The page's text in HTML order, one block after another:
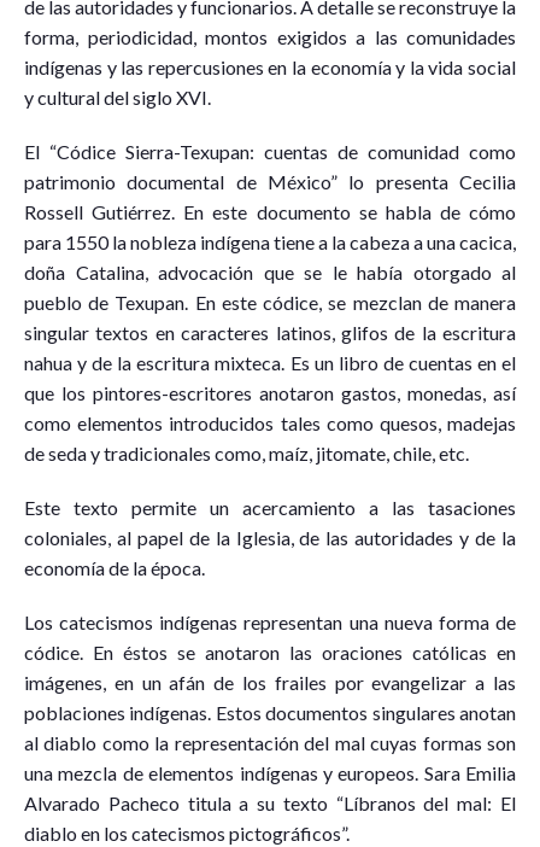
de las autoridades y funcionarios. A detalle se reconstruye la
forma, periodicidad, montos exigidos a las comunidades
indígenas y las repercusiones en la economía y la vida social
y cultural del siglo XVI.
El “Códice Sierra-Texupan: cuentas de comunidad como
patrimonio documental de México” lo presenta Cecilia
Rossell Gutiérrez. En este documento se habla de cómo
para 1550 la nobleza indígena tiene a la cabeza a una cacica,
doña Catalina, advocación que se le había otorgado al
pueblo de Texupan. En este códice, se mezclan de manera
singular textos en caracteres latinos, glifos de la escritura
nahua y de la escritura mixteca. Es un libro de cuentas en el
que los pintores-escritores anotaron gastos, monedas, así
como elementos introducidos tales como quesos, madejas
de seda y tradicionales como, maíz, jitomate, chile, etc.
Este texto permite un acercamiento a las tasaciones
coloniales, al papel de la Iglesia, de las autoridades y de la
economía de la época.
Los catecismos indígenas representan una nueva forma de
códice. En éstos se anotaron las oraciones católicas en
imágenes, en un afán de los frailes por evangelizar a las
poblaciones indígenas. Estos documentos singulares anotan
al diablo como la representación del mal cuyas formas son
una mezcla de elementos indígenas y europeos. Sara Emilia
Alvarado Pacheco titula a su texto “Líbranos del mal: El
diablo en los catecismos pictográficos”.